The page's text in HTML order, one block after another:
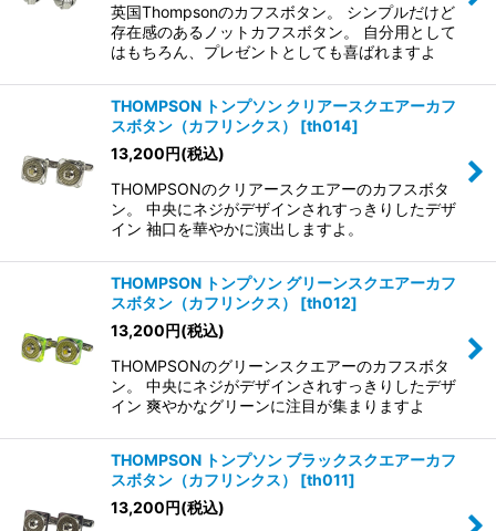
英国Thompsonのカフスボタン。 シンプルだけど
存在感のあるノットカフスボタン。 自分用として
はもちろん、プレゼントとしても喜ばれますよ
THOMPSON トンプソン クリアースクエアーカフ
スボタン（カフリンクス）
[th014]
13,200円(税込)
THOMPSONのクリアースクエアーのカフスボタ
ン。 中央にネジがデザインされすっきりしたデザ
イン 袖口を華やかに演出しますよ。
THOMPSON トンプソン グリーンスクエアーカフ
スボタン（カフリンクス）
[th012]
13,200円(税込)
THOMPSONのグリーンスクエアーのカフスボタ
ン。 中央にネジがデザインされすっきりしたデザ
イン 爽やかなグリーンに注目が集まりますよ
THOMPSON トンプソン ブラックスクエアーカフ
スボタン（カフリンクス）
[th011]
13,200円(税込)